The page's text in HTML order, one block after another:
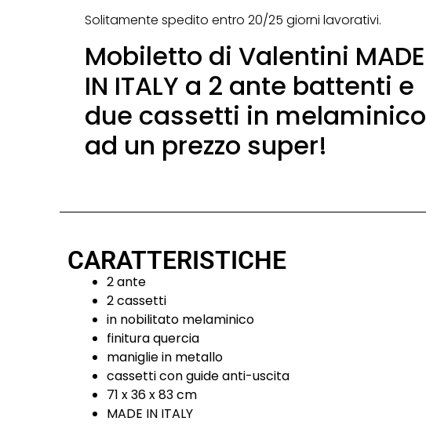
Solitamente spedito entro 20/25 giorni lavorativi.
Mobiletto di Valentini MADE
IN ITALY a 2 ante battenti e
due cassetti in melaminico
ad un prezzo super!
CARATTERISTICHE
2 ante
2 cassetti
in nobilitato melaminico
finitura quercia
maniglie in metallo
cassetti con guide anti-uscita
71 x 36 x 83 cm
MADE IN ITALY